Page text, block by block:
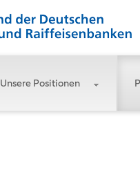
Unsere Positionen